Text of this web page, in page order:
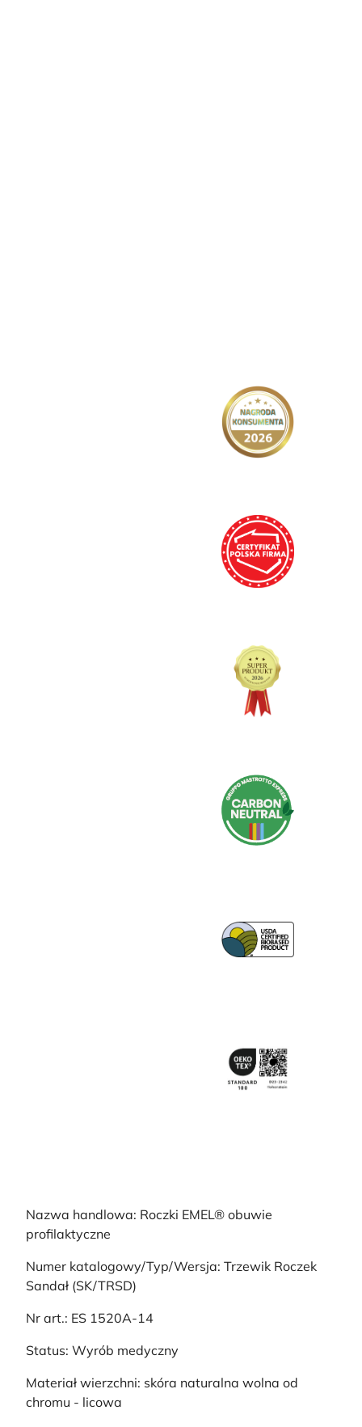
Nazwa handlowa: Roczki EMEL® obuwie
profilaktyczne
Numer katalogowy/Typ/Wersja: Trzewik Roczek
Sandał (SK/TRSD)
Nr art.: ES 1520A-14
Status: Wyrób medyczny
Materiał wierzchni: skóra naturalna wolna od
chromu - licowa